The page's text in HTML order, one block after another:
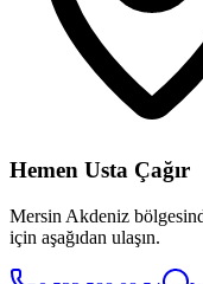
Hemen Usta Çağır
Mersin Akdeniz
için aşağıdan ulaşın.